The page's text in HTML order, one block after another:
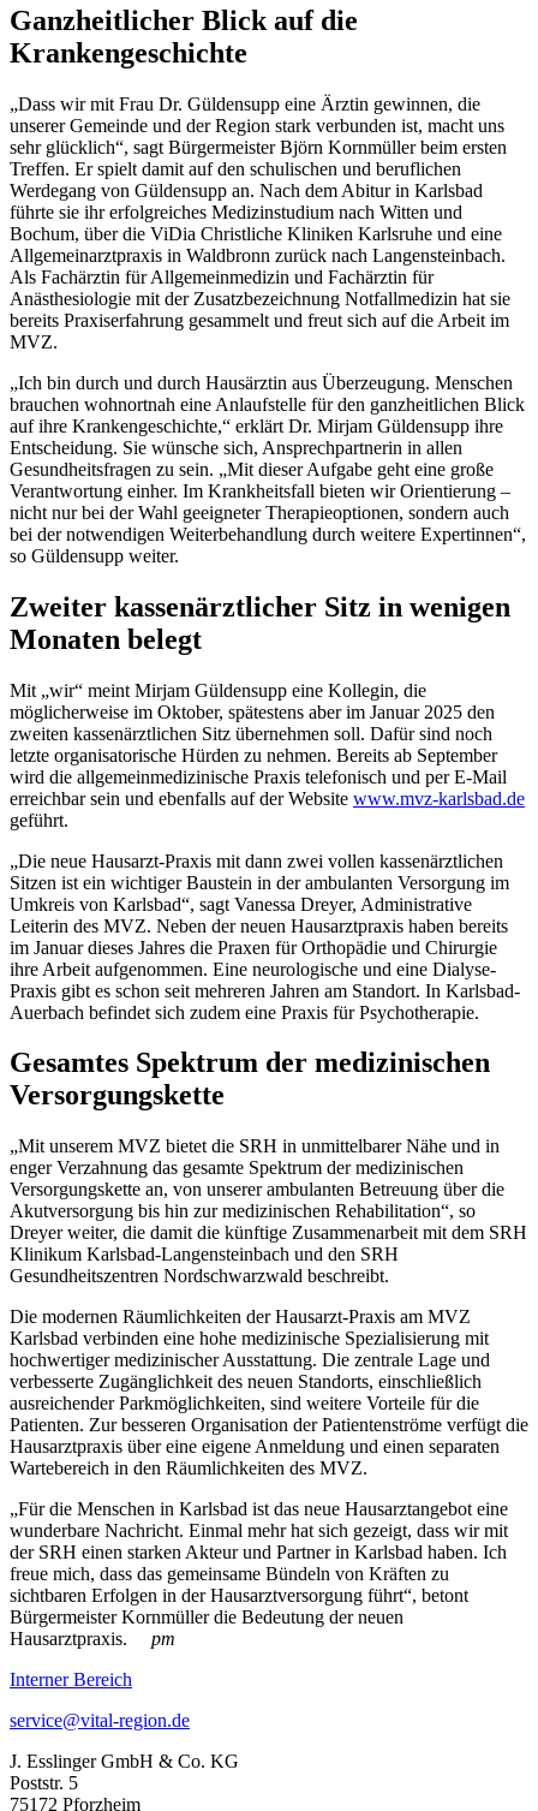
Ganzheitlicher Blick auf die
Krankengeschichte
„Dass wir mit Frau Dr. Güldensupp eine Ärztin gewinnen, die
unserer Gemeinde und der Region stark verbunden ist, macht uns
sehr glücklich“, sagt Bürgermeister Björn Kornmüller beim ersten
Treffen. Er spielt damit auf den schulischen und beruflichen
Werdegang von Güldensupp an. Nach dem Abitur in Karlsbad
führte sie ihr erfolgreiches Medizinstudium nach Witten und
Bochum, über die ViDia Christliche Kliniken Karlsruhe und eine
Allgemeinarztpraxis in Waldbronn zurück nach Langensteinbach.
Als Fachärztin für Allgemeinmedizin und Fachärztin für
Anästhesiologie mit der Zusatzbezeichnung Notfallmedizin hat sie
bereits Praxiserfahrung gesammelt und freut sich auf die Arbeit im
MVZ.
„Ich bin durch und durch Hausärztin aus Überzeugung. Menschen
brauchen wohnortnah eine Anlaufstelle für den ganzheitlichen Blick
auf ihre Krankengeschichte,“ erklärt Dr. Mirjam Güldensupp ihre
Entscheidung. Sie wünsche sich, Ansprechpartnerin in allen
Gesundheitsfragen zu sein. „Mit dieser Aufgabe geht eine große
Verantwortung einher. Im Krankheitsfall bieten wir Orientierung –
nicht nur bei der Wahl geeigneter Therapieoptionen, sondern auch
bei der notwendigen Weiterbehandlung durch weitere Expertinnen“,
so Güldensupp weiter.
Zweiter kassenärztlicher Sitz in wenigen
Monaten belegt
Mit „wir“ meint Mirjam Güldensupp eine Kollegin, die
möglicherweise im Oktober, spätestens aber im Januar 2025 den
zweiten kassenärztlichen Sitz übernehmen soll. Dafür sind noch
letzte organisatorische Hürden zu nehmen. Bereits ab September
wird die allgemeinmedizinische Praxis telefonisch und per E-Mail
erreichbar sein und ebenfalls auf der Website www.mvz-karlsbad.de
geführt.
„Die neue Hausarzt-Praxis mit dann zwei vollen kassenärztlichen
Sitzen ist ein wichtiger Baustein in der ambulanten Versorgung im
Umkreis von Karlsbad“, sagt Vanessa Dreyer, Administrative
Leiterin des MVZ. Neben der neuen Hausarztpraxis haben bereits
im Januar dieses Jahres die Praxen für Orthopädie und Chirurgie
ihre Arbeit aufgenommen. Eine neurologische und eine Dialyse-
Praxis gibt es schon seit mehreren Jahren am Standort. In Karlsbad-
Auerbach befindet sich zudem eine Praxis für Psychotherapie.
Gesamtes Spektrum der medizinischen
Versorgungskette
„Mit unserem MVZ bietet die SRH in unmittelbarer Nähe und in
enger Verzahnung das gesamte Spektrum der medizinischen
Versorgungskette an, von unserer ambulanten Betreuung über die
Akutversorgung bis hin zur medizinischen Rehabilitation“, so
Dreyer weiter, die damit die künftige Zusammenarbeit mit dem SRH
Klinikum Karlsbad-Langensteinbach und den SRH
Gesundheitszentren Nordschwarzwald beschreibt.
Die modernen Räumlichkeiten der Hausarzt-Praxis am MVZ
Karlsbad verbinden eine hohe medizinische Spezialisierung mit
hochwertiger medizinischer Ausstattung. Die zentrale Lage und
verbesserte Zugänglichkeit des neuen Standorts, einschließlich
ausreichender Parkmöglichkeiten, sind weitere Vorteile für die
Patienten. Zur besseren Organisation der Patientenströme verfügt die
Hausarztpraxis über eine eigene Anmeldung und einen separaten
Wartebereich in den Räumlichkeiten des MVZ.
„Für die Menschen in Karlsbad ist das neue Hausarztangebot eine
wunderbare Nachricht. Einmal mehr hat sich gezeigt, dass wir mit
der SRH einen starken Akteur und Partner in Karlsbad haben. Ich
freue mich, dass das gemeinsame Bündeln von Kräften zu
sichtbaren Erfolgen in der Hausarztversorgung führt“, betont
Bürgermeister Kornmüller die Bedeutung der neuen
Hausarztpraxis. pm
Interner Bereich
service@vital-region.de
J. Esslinger GmbH & Co. KG
Poststr. 5
75172 Pforzheim